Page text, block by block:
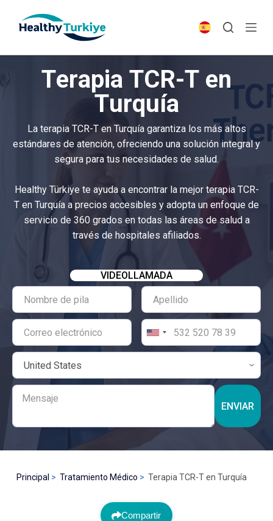
p
t
Terapia TCR-T en
Turquía
La terapia TCR-T en Turquía garantiza los más altos
estándares de atención, ofreciendo una solución integral y
segura para tus necesidades de salud.
Healthy Türkiye te ayuda a encontrar la mejor terapia TCR-
T en Turquía a precios accesibles y adopta un enfoque de
servicio de 360 grados en todas las áreas de salud a
través de hospitales afiliados.
VIDEOLLAMADA
ENVIAR
Principal Tratamiento Médico Terapia TCR-T en Turquía
Compartir